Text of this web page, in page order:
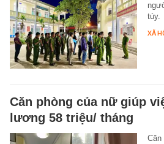
túy.
XÃ
Căn phòng của nữ giúp
lương 58 triệu/ tháng
Căn